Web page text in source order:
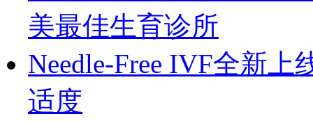
美最佳生育诊所
Needle-Free IVF全新
适度